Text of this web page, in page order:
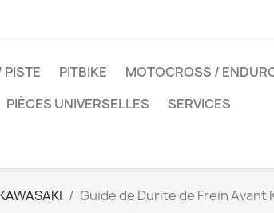
PITBIKE MOTOCROSS /
PIÈCES UNIVERSELLES
SERVICES
Guide de Durite de Frein Avant